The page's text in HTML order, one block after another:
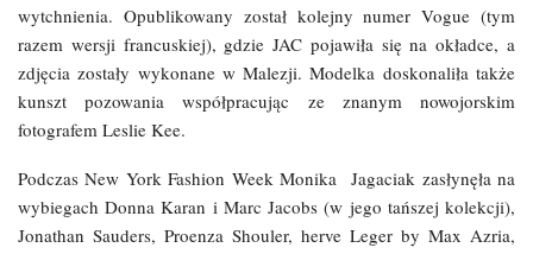
wytchnienia. Opublikowany został kolejny numer Vogue (tym
razem wersji francuskiej), gdzie JAC pojawiła się na okładce, a
zdjęcia zostały wykonane w Malezji. Modelka doskonaliła także
kunszt pozowania współpracując ze znanym nowojorskim
fotografem Leslie Kee.
Podczas New York Fashion Week Monika Jagaciak zasłynęła na
wybiegach Donna Karan i Marc Jacobs (w jego tańszej kolekcji),
Jonathan Sauders, Proenza Shouler, herve Leger by Max Azria,